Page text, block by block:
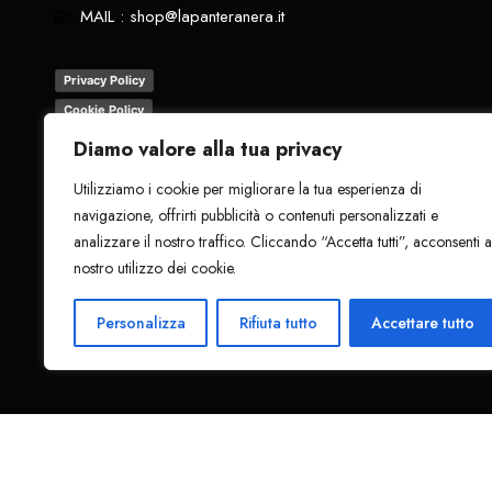
Diamo valore alla tua privacy
Utilizziamo i cookie per migliorare la tua esperienza di
navigazione, offrirti pubblicità o contenuti personalizzati e
analizzare il nostro traffico. Cliccando “Accetta tutti”, acconsenti
nostro utilizzo dei cookie.
Personalizza Rifiuta tutto Accettare tutto
MAIL : shop@lapanteranera.it
Privacy Policy
Cookie Policy
Termini e Condizioni
Tutti i diritti riservati. 2024 - La Pantera Nera